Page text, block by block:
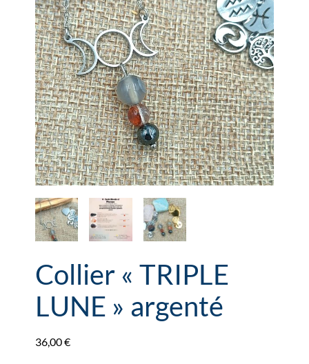
Collier « TRIPLE
LUNE » argenté
36,00€